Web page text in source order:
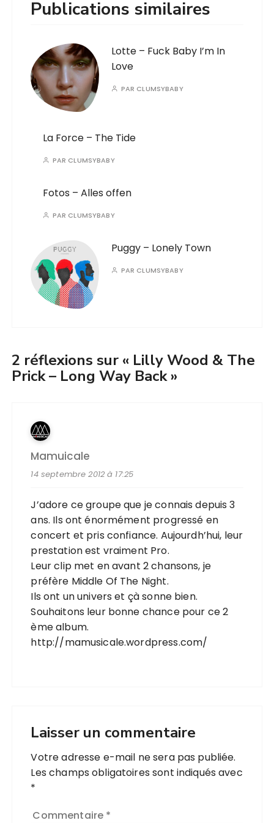
Publications similaires
Lotte – Fuck Baby I’m In
Love
PAR CLUMSYBABY
La Force – The Tide
PAR CLUMSYBABY
Fotos – Alles offen
PAR CLUMSYBABY
Puggy – Lonely Town
PAR CLUMSYBABY
2 réflexions sur « Lilly Wood & The
Prick – Long Way Back»
Mamuicale
14 septembre 2012 à 17:25
J’adore ce groupe que je connais depuis 3
ans. Ils ont énormément progressé en
concert et pris confiance. Aujourdh’hui, leur
prestation est vraiment Pro.
Leur clip met en avant 2 chansons, je
préfère Middle Of The Night.
Ils ont un univers et çà sonne bien.
Souhaitons leur bonne chance pour ce 2
ème album.
http://mamusicale.wordpress.com/
Laisser un commentaire
Votre adresse e-mail ne sera pas publiée.
Les champs obligatoires sont indiqués avec
*
Commentaire *